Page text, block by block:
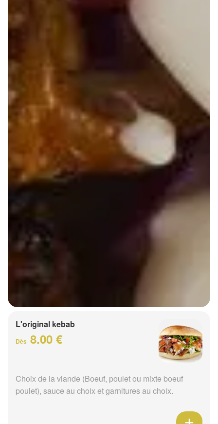
L'original kebab
Dès 8.00 €
Choix de la viande (Boeuf, poulet ou mixte boeuf
poulet), sauce au choix et garnitures au choix.